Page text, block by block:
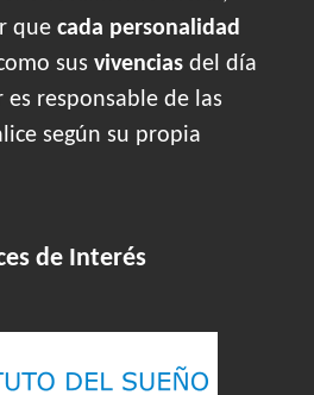
que cada personalidad
sus vivencias del día
responsable de las
según su propia
de Interés